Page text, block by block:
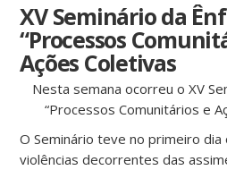
XV Seminário da
“Processos
Ações Coletivas
Nesta semana ocorreu o XV
“Processos Comunitários e
O Seminário teve no primeiro dia
violências decorrentes das